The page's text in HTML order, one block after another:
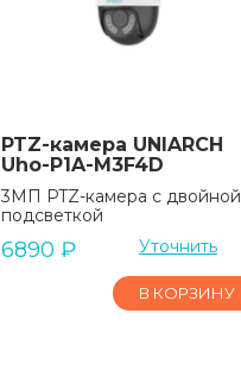
PTZ-камера UNIARCH
Uho-P1A-M3F4D
3МП PTZ-камера с двойной
подсветкой
6890 ₽ Уточнить
В КОРЗИНУ